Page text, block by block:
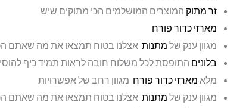
זר מתוק המוצרים המושלמים הכי מתוקים שיש
מארזי כדור פורח
מגוון ענק של מתנות אצלנו בטוח תמצאו את מה שאתם
בלונים התופסת לכל משלוח חובה לראות תמיד כיף
מלא מארזי כדור פורח מגוון רחב של אפשרויות
מגוון ענק של מתנות אצלנו בטוח תמצאו את מה שאתם